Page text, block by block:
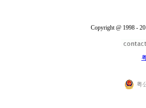
Copyright @ 1998 -
粤